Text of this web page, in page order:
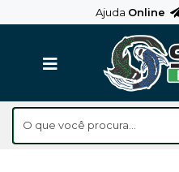
Ajuda Online